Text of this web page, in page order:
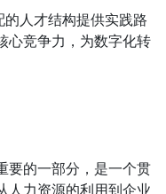
人才结构提供实践路
心竞争力，为数字化转
要的一部分，是一个贯
人力资源的利用到企业